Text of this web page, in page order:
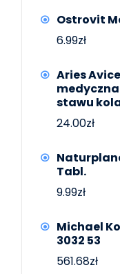
Ostrovit
6.99zł
Aries
stawu
24.00zł
Tabl.
9.99zł
Michael
3032 53
561.68zł